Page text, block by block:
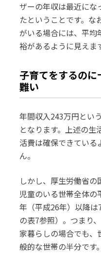
ザーの年収は最近にな
たということです。な
がいる場合には、平均
裕があるように見えま
子育てをするの
難い
年間収入243万円とい
となります。上述の
活費は確保できている
ん。
しかし、厚生労働省の
児童のいる世帯全体
年（平成26年）以降
の表7参照）。つまり
家暮らしの場合でも、
般的な世帯の半分です。